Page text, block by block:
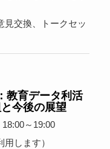
見交換、トークセッ
教育データ利活
今後の展望
～19:00
します）